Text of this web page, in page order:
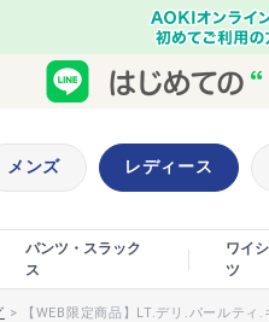
メンズ レディース
パンツ・スラック
ス
ワイ
ツ
> 【WEB限定商品】LT.デリ.パールティ